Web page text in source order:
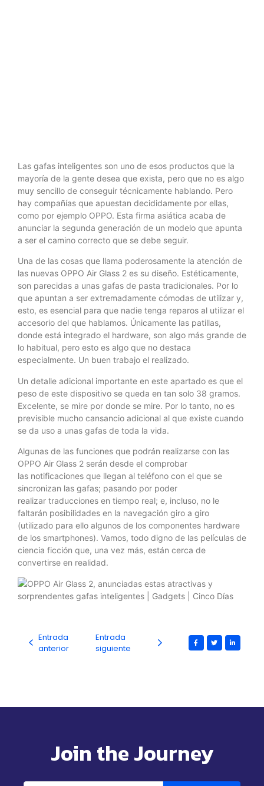
Las gafas inteligentes son uno de esos productos que la
mayoría de la gente desea que exista, pero que no es algo
muy sencillo de conseguir técnicamente hablando. Pero
hay compañías que apuestan decididamente por ellas,
como por ejemplo OPPO. Esta firma asiática acaba de
anunciar la segunda generación de un modelo que apunta
a ser el camino correcto que se debe seguir.
Una de las cosas que llama poderosamente la atención de
las nuevas OPPO Air Glass 2 es su diseño. Estéticamente,
son parecidas a unas gafas de pasta tradicionales. Por lo
que apuntan a ser extremadamente cómodas de utilizar y,
esto, es esencial para que nadie tenga reparos al utilizar el
accesorio del que hablamos. Únicamente las patillas,
donde está integrado el hardware, son algo más grande de
lo habitual, pero esto es algo que no destaca
especialmente. Un buen trabajo el realizado.
Un detalle adicional importante en este apartado es que el
peso de este dispositivo se queda en tan solo 38 gramos.
Excelente, se mire por donde se mire. Por lo tanto, no es
previsible mucho cansancio adicional al que existe cuando
se da uso a unas gafas de toda la vida.
Algunas de las funciones que podrán realizarse con las
OPPO Air Glass 2 serán desde el comprobar
las notificaciones que llegan al teléfono con el que se
sincronizan las gafas; pasando por poder
realizar traducciones en tiempo real; e, incluso, no le
faltarán posibilidades en la navegación giro a giro
(utilizado para ello algunos de los componentes hardware
de los smartphones). Vamos, todo digno de las películas de
ciencia ficción que, una vez más, están cerca de
convertirse en realidad.
Entrada
anterior
Entrada
siguiente
Join the Journey